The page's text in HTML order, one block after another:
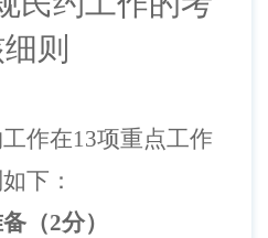
则
作在13项重点工作
下：
（2分）